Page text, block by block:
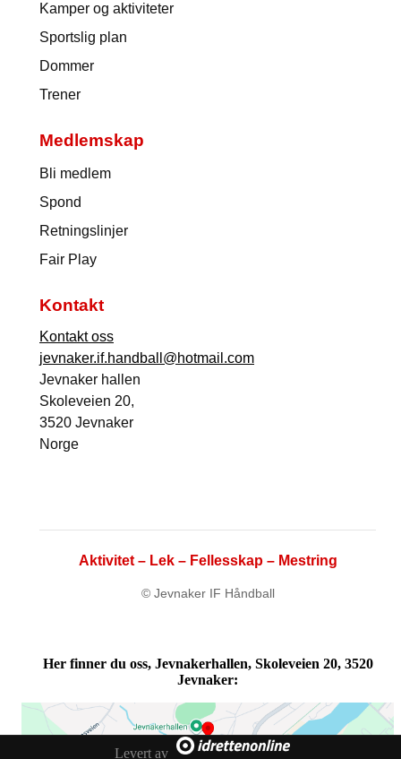
Kamper og aktiviteter
Sportslig plan
Dommer
Trener
Medlemskap
Bli medlem
Spond
Retningslinjer
Fair Play
Kontakt
Kontakt oss
jevnaker.if.handball@hotmail.com
Jevnaker hallen
Skoleveien 20,
3520 Jevnaker
Norge
Aktivitet – Lek – Fellesskap – Mestring
© Jevnaker IF Håndball
Her finner du oss, Jevnakerhallen, Skoleveien 20, 3520
Jevnaker:
Levert av